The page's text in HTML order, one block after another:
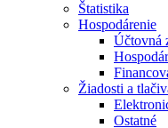
Štatistika
Hospodárenie
Účtovná
Žiadosti a
Ostatné